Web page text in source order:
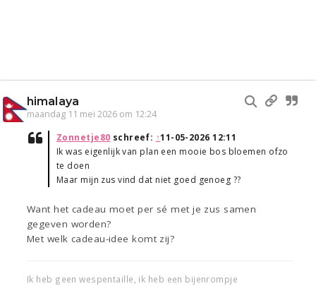
himalaya
maandag 11 mei 2026 om 12:24
Zonnetje80 schreef: ↑11-05-2026 12:11
Ik was eigenlijk van plan een mooie bos bloemen ofzo
te doen
Maar mijn zus vind dat niet goed genoeg ??
Want het cadeau moet per sé met je zus samen
gegeven worden?
Met welk cadeau-idee komt zij?
Ik heb geen wespentaille, ik heb een bijenrompje